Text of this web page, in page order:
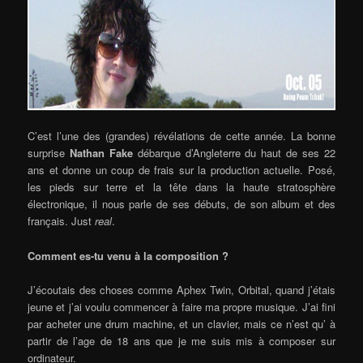
C’est l’une des (grandes) révélations de cette année. La bonne
surprise Nathan Fakedébarque d’Angleterre du haut de ses 22
ans et donne un coup de frais sur la production actuelle. Posé,
les pieds sur terre et la tête dans la haute stratosphère
électronique, il nous parle de ses débuts, de son album et des
français. Justreal.
Comment es-tu venu à la composition ?
J’écoutais des choses comme Aphex Twin, Orbital, quand j’étais
jeune et j’ai voulu commencer à faire ma propre musique. J’ai fini
par acheter une drum machine, et un clavier, mais ce n’est qu’ à
partir de l’age de 18 ans que je me suis mis à composer sur
ordinateur.